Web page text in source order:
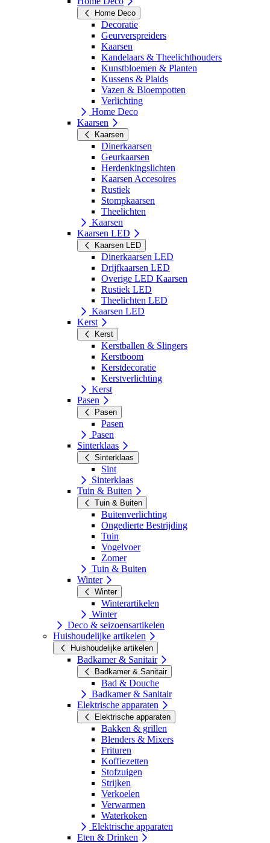
Home Deco
Decoratie
Geurverspreiders
Kaarsen
Kandelaars & Theelichthouders
Kunstbloemen & Planten
Kussens & Plaids
Vazen & Bloempotten
Verlichting
Home Deco
Kaarsen
Kaarsen
Dinerkaarsen
Geurkaarsen
Herdenkingslichten
Kaarsen Accesoires
Rustiek
Stompkaarsen
Theelichten
Kaarsen
Kaarsen LED
Kaarsen LED
Dinerkaarsen LED
Drijfkaarsen LED
Overige LED Kaarsen
Rustiek LED
Theelichten LED
Kaarsen LED
Kerst
Kerst
Kerstballen & Slingers
Kerstboom
Kerstdecoratie
Kerstverlichting
Kerst
Pasen
Pasen
Pasen
Pasen
Sinterklaas
Sinterklaas
Sint
Sinterklaas
Tuin & Buiten
Tuin & Buiten
Buitenverlichting
Ongedierte Bestrijding
Tuin
Vogelvoer
Zomer
Tuin & Buiten
Winter
Winter
Winterartikelen
Winter
Deco & seizoensartikelen
Huishoudelijke artikelen
Huishoudelijke artikelen
Badkamer & Sanitair
Badkamer & Sanitair
Bad & Douche
Badkamer & Sanitair
Elektrische apparaten
Elektrische apparaten
Bakken & grillen
Blenders & Mixers
Frituren
Koffiezetten
Stofzuigen
Strijken
Verkoelen
Verwarmen
Waterkoken
Elektrische apparaten
Eten & Drinken